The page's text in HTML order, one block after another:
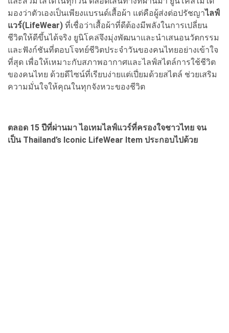
มองว่าตัวเองเป็นเพียงแบรนด์เสื้อผ้า แต่คือผู้ส่งต่อปรัชญาไลฟ์
แวร์(LifeWear) ที่เชื่อว่าเสื้อผ้าที่ดีต้องมีพลังในการเปลี่ยน
ชีวิตให้ดีขึ้นได้จริง ยูนิโคล่จึงมุ่งพัฒนาและนำเสนอนวัตกรรม
และฟังก์ชันที่ตอบโจทย์ชีวิตประจำวันของคนไทยอย่างเข้าใจ
ที่สุด เพื่อให้เหมาะกับสภาพอากาศและไลฟ์สไตล์การใช้ชีวิต
ของคนไทย ด้วยดีไซน์ที่เรียบง่ายแต่เปี่ยมด้วยสไตล์ ช่วยเสริม
ความมั่นใจให้คุณในทุกจังหวะของชีวิต
ตลอด 15 ปีที่ผ่านมา ไอเทมไลฟ์แวร์ที่ครองใจชาวไทย จน
เป็น Thailand’s Iconic LifeWear Item ประกอบไปด้วย